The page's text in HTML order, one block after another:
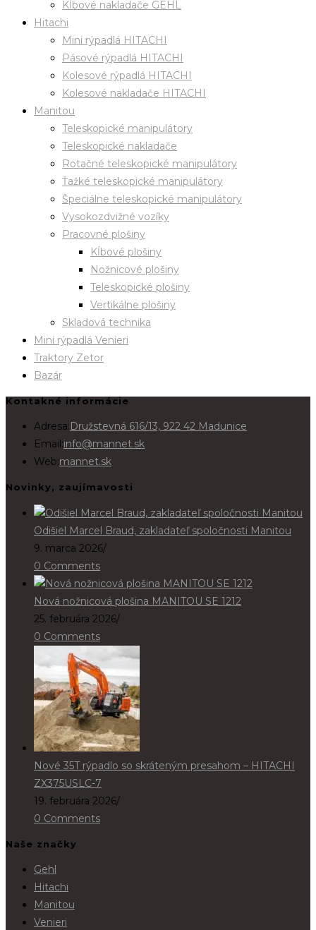
Kĺbové nakladače GEHL
Hitachi
Mini rýpadlá HITACHI
Pásové rýpadlá HITACHI
Kolesové rýpadlá HITACHI
Kolesové nakladače HITACHI
Manitou
Teleskopické manipulátory
Teleskopické nakladače
Rotačné teleskopické manipulátory
Ťažké teleskopické manipulátory
Špeciálne teleskopické manipulátory
Vysokozdvižné vozíky
Pracovné plošiny
Kĺbové plošiny
Nožnicové plošiny
Teleskopické plošiny
Vertikálne plošiny
Skladová technika
Mini rýpadlá Venieri
Traktory Zetor
Bazár
Kontakné informácie
Adresa:Družstevná 616/13, 922 42 Madunice
Email:info@mannet.sk
Web:mannet.sk
Novinky, zaujímavosti
Odišiel Marcel Braud, zakladateľ spoločnosti Manitou
9. marca 2026/
0 Comments
Nová nožnicová plošina MANITOU SE 1212
25. februára 2026/
0 Comments
Nové 35T rýpadlo so skráteným presahom – HITACHI
ZX375USLC-7
19. februára 2026/
0 Comments
Naše značky
Gehl
Hitachi
Manitou
Venieri